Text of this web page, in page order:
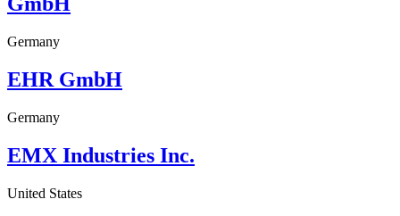
Germany
EHR GmbH
Germany
EMX Industries Inc.
United States